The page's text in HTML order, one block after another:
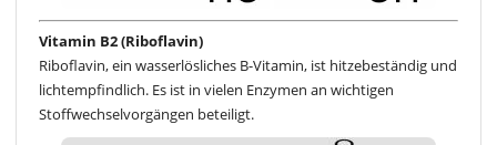
Vitamin B2 (Riboflavin)
Riboflavin, ein wasserlösliches B-Vitamin, ist hitzebeständig und
lichtempfindlich. Es ist in vielen Enzymen an wichtigen
Stoffwechselvorgängen beteiligt.